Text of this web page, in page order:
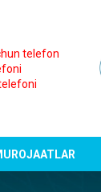
telefon